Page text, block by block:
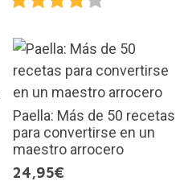
Paella: Más de 50 recetas
para convertirse en un
maestro arrocero
24,95€